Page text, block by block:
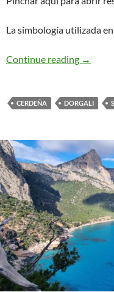
La simbología utilizada
Continue reading Sound
→
CERDEÑA DORGALI